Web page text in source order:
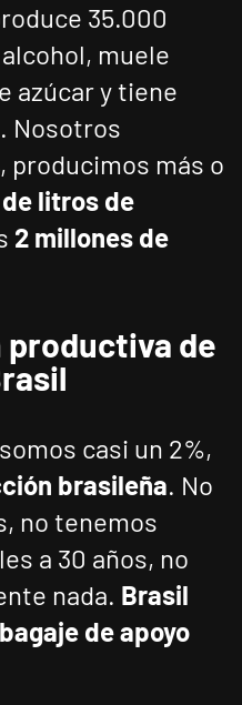
35.000
muele
azúcar y tiene
Nosotros
, producimos más o
litros de
2 millones de
productiva de
casi un 2%,
brasileña. No
no tenemos
a 30 años, no
nada. Brasil
de apoyo